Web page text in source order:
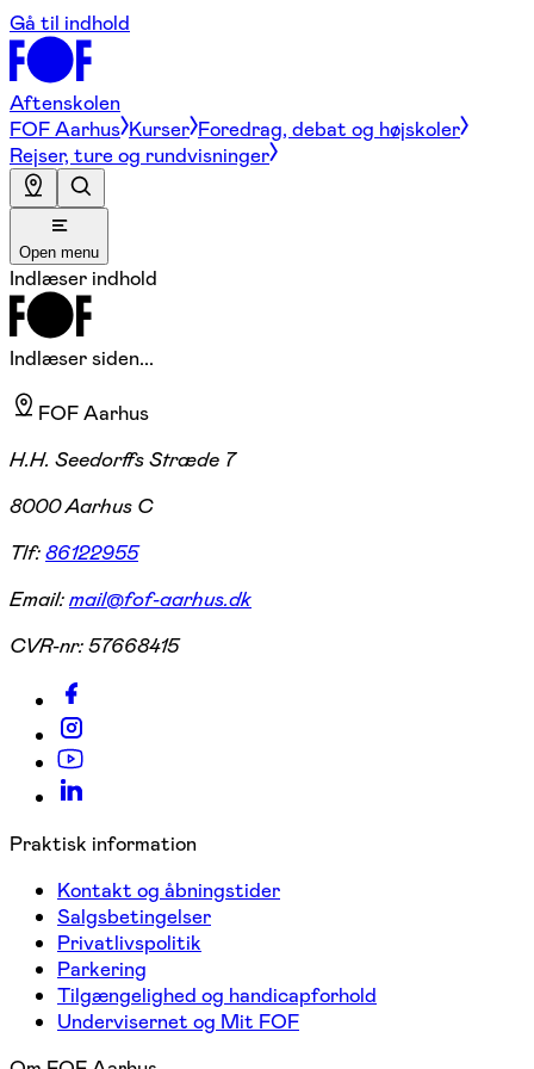
Gå til indhold
Aftenskolen
FOF Aarhus Kurser Foredrag, debat og højskoler
Rejser, ture og rundvisninger
Open menu
Indlæser indhold
Indlæser siden...
FOF Aarhus
H.H. Seedorffs Stræde 7
8000 Aarhus C
Tlf:86122955
Email:mail@fof-aarhus.dk
CVR-nr:57668415
Praktisk information
Kontakt og åbningstider
Salgsbetingelser
Privatlivspolitik
Parkering
Tilgængelighed og handicapforhold
Undervisernet og Mit FOF